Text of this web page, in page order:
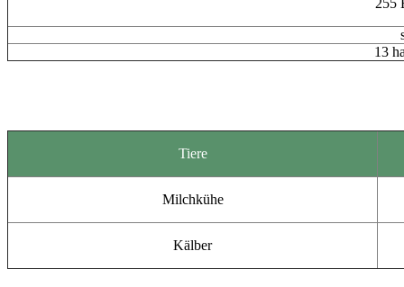
13
Tiere
Milchkühe
Kälber